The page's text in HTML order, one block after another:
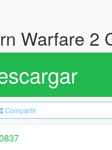
Warfare 2
Compartir